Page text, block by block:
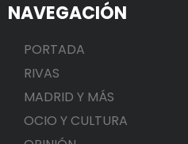
NAVEGACIÓN
PORTADA
RIVAS
MADRID Y MÁS
OCIO Y CULTURA